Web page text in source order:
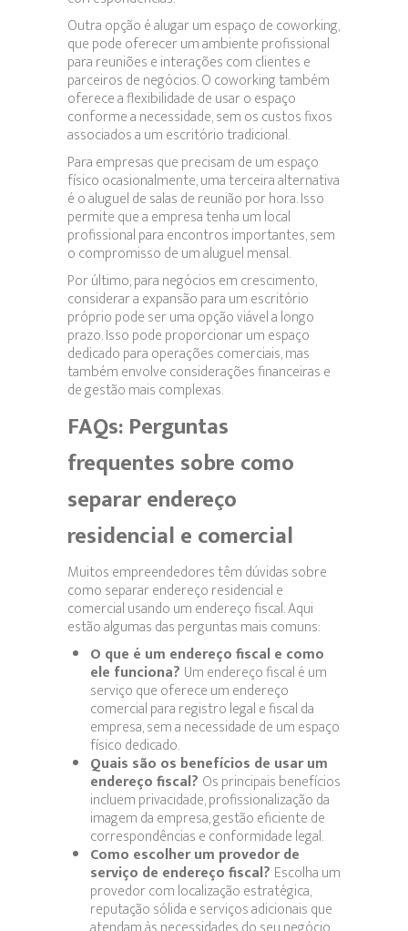
Outra opção é alugar um espaço de coworking,
que pode oferecer um ambiente profissional
para reuniões e interações com clientes e
parceiros de negócios. O coworking também
oferece a flexibilidade de usar o espaço
conforme a necessidade, sem os custos fixos
associados a um escritório tradicional.
Para empresas que precisam de um espaço
físico ocasionalmente, uma terceira alternativa
é o aluguel de salas de reunião por hora. Isso
permite que a empresa tenha um local
profissional para encontros importantes, sem
o compromisso de um aluguel mensal.
Por último, para negócios em crescimento,
considerar a expansão para um escritório
próprio pode ser uma opção viável a longo
prazo. Isso pode proporcionar um espaço
dedicado para operações comerciais, mas
também envolve considerações financeiras e
de gestão mais complexas.
FAQs: Perguntas
frequentes sobre como
separar endereço
residencial e comercial
Muitos empreendedores têm dúvidas sobre
como separar endereço residencial e
comercial usando um endereço fiscal. Aqui
estão algumas das perguntas mais comuns:
O que é um endereço fiscal e como
ele funciona? Um endereço fiscal é um
serviço que oferece um endereço
comercial para registro legal e fiscal da
empresa, sem a necessidade de um espaço
físico dedicado.
Quais são os benefícios de usar um
endereço fiscal? Os principais benefícios
incluem privacidade, profissionalização da
imagem da empresa, gestão eficiente de
correspondências e conformidade legal.
Como escolher um provedor de
serviço de endereço fiscal? Escolha um
provedor com localização estratégica,
reputação sólida e serviços adicionais que